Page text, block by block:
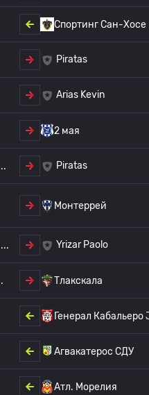
Спортинг Сан-Хосе
Piratas
Arias Kevin
2 мая
Piratas
Монтеррей
Yrizar Paolo
Тлакскала
Генерал Кабальеро
Агвакатерос СДУ
Атл. Морелия